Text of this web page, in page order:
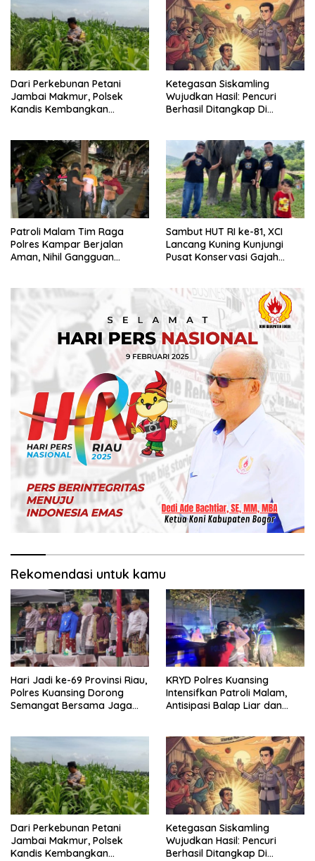
Dari Perkebunan Petani
Jambai Makmur, Polsek
Kandis Kembangkan
Ketegasan Siskamling
Wujudkan Hasil: Pencuri
Berhasil Ditangkap Di
Patroli Malam Tim Raga
Polres Kampar Berjalan
Aman, Nihil Gangguan
Sambut HUT RI ke-81, XCI
Lancang Kuning Kunjungi
Pusat Konservasi Gajah
Rekomendasi untuk kamu
Hari Jadi ke-69 Provinsi Riau,
Polres Kuansing Dorong
Semangat Bersama Jaga
KRYD Polres Kuansing
Intensifkan Patroli Malam,
Antisipasi Balap Liar dan
Dari Perkebunan Petani
Jambai Makmur, Polsek
Kandis Kembangkan
Ketegasan Siskamling
Wujudkan Hasil: Pencuri
Berhasil Ditangkap Di